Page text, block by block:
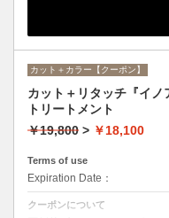
カット＋カラー【クーポン】
カット＋リタッチ『イ
トリートメント
￥19,800 > ￥18,100
Terms of use
Expiration Date：
クーポンについて